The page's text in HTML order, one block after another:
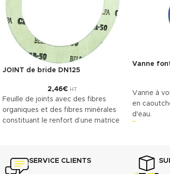
JOINT de bride DN125
2,46€ HT
Feuille de joints avec des fibres
organiques et des fibres minérales
constituant le renfort d’une matrice
une bonne résistance.
Vanne
Vanne à
en
d'eau.
SERVICE CLIENTS